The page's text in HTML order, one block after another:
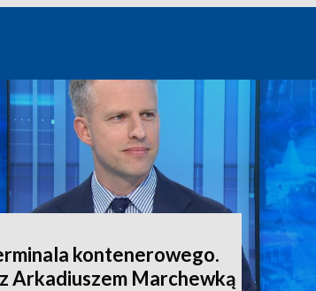
kontenerowego.
Arkadiuszem Marchewką